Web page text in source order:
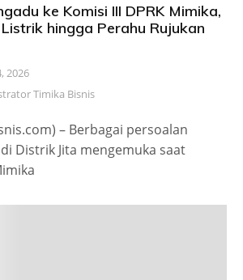
ke Komisi III DPRK Mimika,
hingga Perahu Rujukan
2026
Timika Bisnis
– Berbagai persoalan
Distrik Jita mengemuka saat